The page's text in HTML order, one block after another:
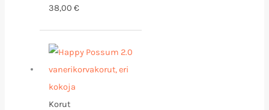
38,00 €
Korut
34,00 €
-